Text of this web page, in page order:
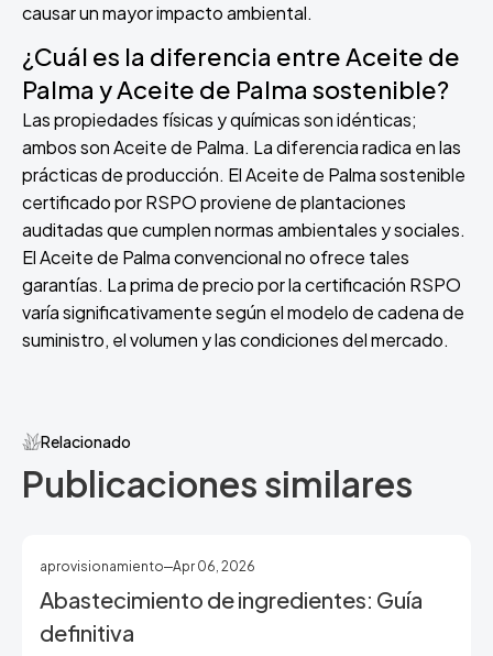
causar un mayor impacto ambiental.
¿Cuál es la diferencia entre Aceite de
Palma y Aceite de Palma sostenible?
Las propiedades físicas y químicas son idénticas;
ambos son Aceite de Palma. La diferencia radica en las
prácticas de producción. El Aceite de Palma sostenible
certificado por RSPO proviene de plantaciones
auditadas que cumplen normas ambientales y sociales.
El Aceite de Palma convencional no ofrece tales
garantías. La prima de precio por la certificación RSPO
varía significativamente según el modelo de cadena de
suministro, el volumen y las condiciones del mercado.
Relacionado
Publicaciones similares
aprovisionamiento Apr 06, 2026
Abastecimiento de ingredientes: Guía
definitiva